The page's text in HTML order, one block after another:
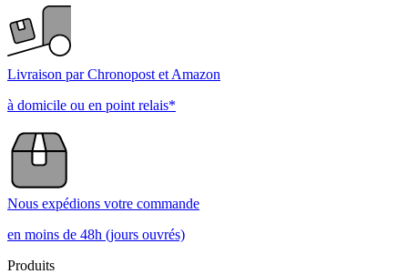
Livraison par Chronopost et Amazon
à domicile ou en point relais*
Nous expédions votre commande
en moins de 48h (jours ouvrés)
Produits